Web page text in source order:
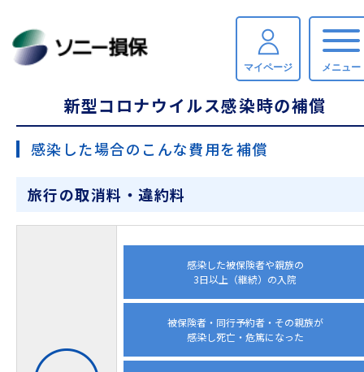
マイページ メニュー
海外旅行キャンセル保険
TOP 補償内容（海外旅行キャンセル保険）
新型コロナウイルス感染時の補償
感染した場合のこんな費用を補償
旅行の取消料・違約料
感染した被保険者や親族の
3日以上（継続）の入院
被保険者・同行予約者・その親族が
感染し死亡・危篤になった